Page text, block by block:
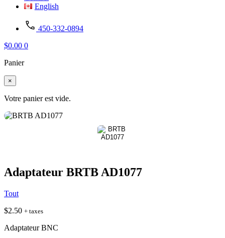
English
450-332-0894
$0.00 0
Panier
×
Votre panier est vide.
Adaptateur BRTB AD1077
Tout
$2.50 + taxes
Adaptateur BNC